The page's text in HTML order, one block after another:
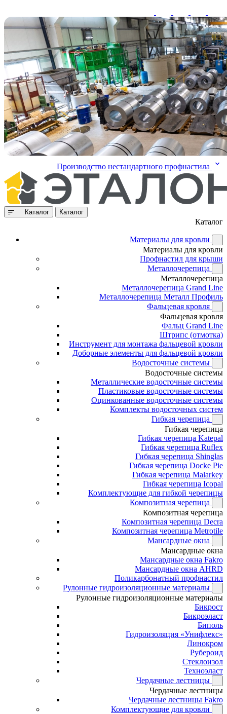
Производство нестандартного профнастила
Каталог Каталог
Каталог
Материалы для кровли
Материалы для кровли
Профнастил для крыши
Металлочерепица
Металлочерепица
Металлочерепица Grand Line
Металлочерепица Металл Профиль
Фальцевая кровля
Фальцевая кровля
Фальц Grand Line
Штрипс (отмотка)
Инструмент для монтажа фальцевой кровли
Доборные элементы для фальцевой кровли
Водосточные системы
Водосточные системы
Металлические водосточные системы
Пластиковые водосточные системы
Оцинкованные водосточные системы
Комплекты водосточных систем
Гибкая черепица
Гибкая черепица
Гибкая черепица Katepal
Гибкая черепица Ruflex
Гибкая черепица Shinglas
Гибкая черепица Docke Pie
Гибкая черепица Malarkey
Гибкая черепица Icopal
Комплектующие для гибкой черепицы
Композитная черепица
Композитная черепица
Композитная черепица Decra
Композитная черепица Metrotile
Мансардные окна
Мансардные окна
Мансардные окна Fakro
Мансардные окна AHRD
Поликарбонатный профнастил
Рулонные гидроизоляционные материалы
Рулонные гидроизоляционные материалы
Бикрост
Бикроэласт
Биполь
Гидроизоляция «Унифлекс»
Линокром
Рубероид
Стеклоизол
Техноэласт
Чердачные лестницы
Чердачные лестницы
Чердачные лестницы Fakro
Комплектующие для кровли